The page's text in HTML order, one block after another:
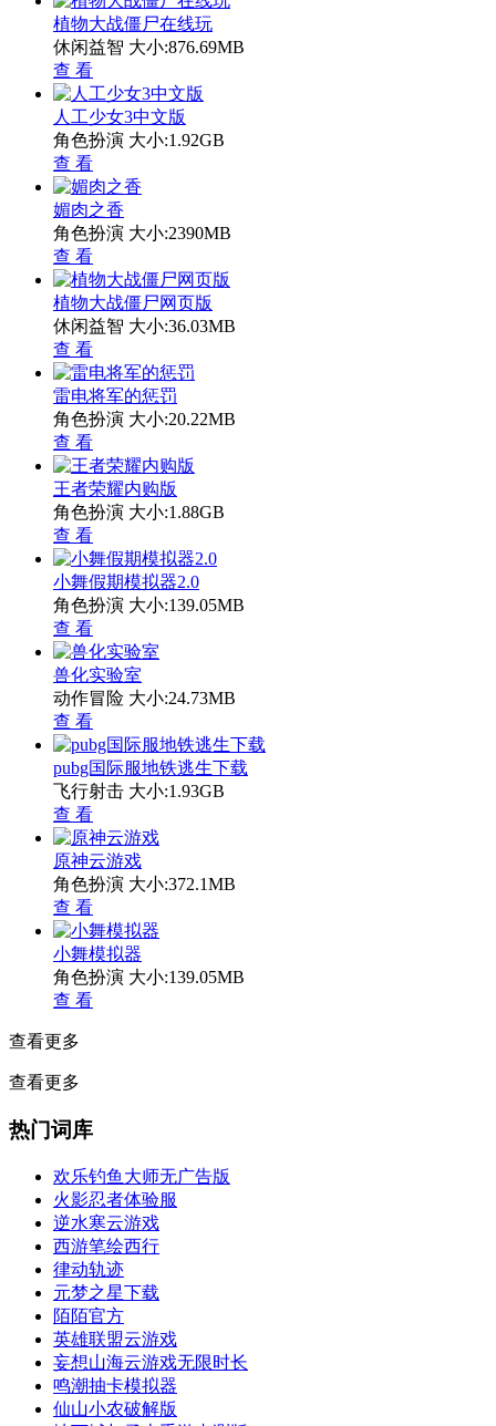
植物大战僵尸在线玩
休闲益智 大小:876.69MB
查 看
人工少女3中文版
角色扮演 大小:1.92GB
查 看
媚肉之香
角色扮演 大小:2390MB
查 看
植物大战僵尸网页版
休闲益智 大小:36.03MB
查 看
雷电将军的惩罚
角色扮演 大小:20.22MB
查 看
王者荣耀内购版
角色扮演 大小:1.88GB
查 看
小舞假期模拟器2.0
角色扮演 大小:139.05MB
查 看
兽化实验室
动作冒险 大小:24.73MB
查 看
pubg国际服地铁逃生下载
飞行射击 大小:1.93GB
查 看
原神云游戏
角色扮演 大小:372.1MB
查 看
小舞模拟器
角色扮演 大小:139.05MB
查 看
查看更多
查看更多
热门词库
欢乐钓鱼大师无广告版
火影忍者体验服
逆水寒云游戏
西游笔绘西行
律动轨迹
元梦之星下载
陌陌官方
英雄联盟云游戏
妄想山海云游戏无限时长
鸣潮抽卡模拟器
仙山小农破解版